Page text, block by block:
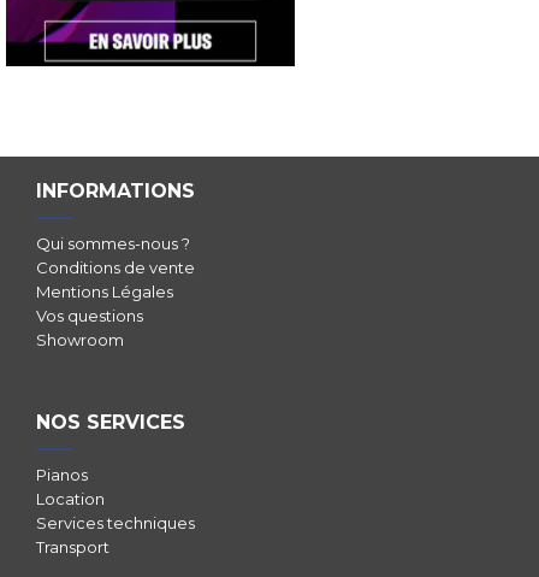
INFORMATIONS
Qui sommes-nous ?
Conditions de vente
Mentions Légales
Vos questions
Showroom
NOS SERVICES
Pianos
Location
Services techniques
Transport